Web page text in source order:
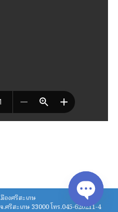
องศรีสะเกษ
.ศรีสะเกษ 33000 โทร.045-620211-4
Open